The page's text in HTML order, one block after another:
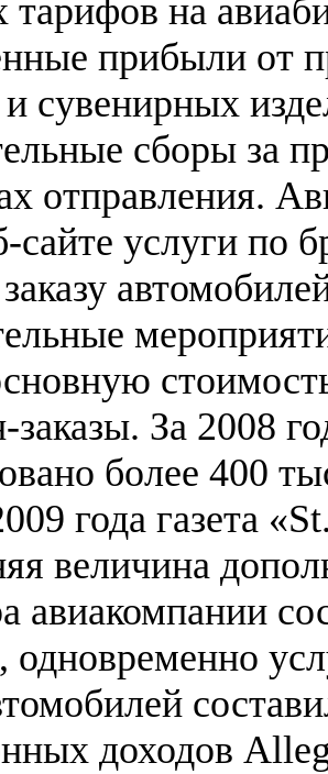
тарифов на
прибыли от
сувенирных
сборы за
отправления.
сайте услуги по
заказы. За 2008
более 400
года газета
величина
авиакомпании
одновременно
доходов